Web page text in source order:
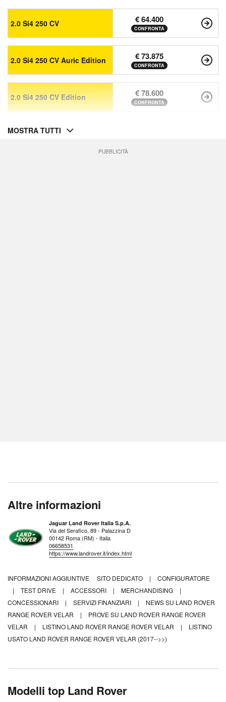
2.0 Si4 250 CV € 64.400
CONFRONTA
2.0 Si4 250 CV Auric Edition € 73.875
CONFRONTA
2.0 Si4 250 CV Edition € 78.600
CONFRONTA
MOSTRA TUTTI
PUBBLICITÀ
Altre informazioni
Jaguar Land Rover Italia S.p.A.
Via del Serafico, 89 - Palazzina D
00142 Roma (RM) - Italia
06658531
https://www.landrover.it/index.html
INFORMAZIONI AGGIUNTIVE SITO DEDICATO |
CONFIGURATORE
|
TEST DRIVE | ACCESSORI | MERCHANDISING
|
CONCESSIONARI
| SERVIZI FINANZIARI |
NEWS SU LAND ROVER
RANGE ROVER VELAR
|
PROVE SU LAND ROVER RANGE ROVER
VELAR
| LISTINO LAND ROVER RANGE ROVER VELAR |
LISTINO
USATO LAND ROVER RANGE ROVER VELAR (2017-->>)
Modelli top Land Rover